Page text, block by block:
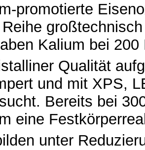
promotierte
Kalium bei
Qualität
und mit XPS,
Bereits bei
eine
unter